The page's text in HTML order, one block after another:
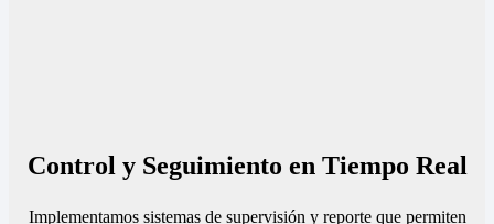
Control y Seguimiento en Tiempo Real
Implementamos sistemas de supervisión y reporte que permiten